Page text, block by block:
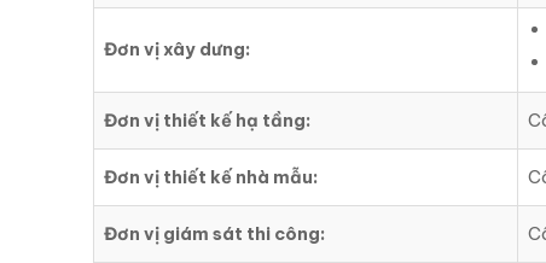
Đơn vị xây dưng:
Đơn vị thiết kế hạ tầng:
Đơn vị thiết kế nhà mẫu:
Đơn vị giám sát thi công: